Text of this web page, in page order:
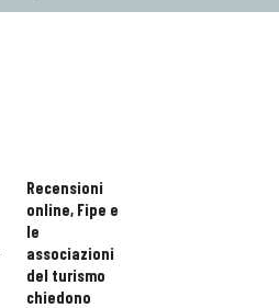
Recensioni
online, Fipe e
le
associazioni
del turismo
chiedono